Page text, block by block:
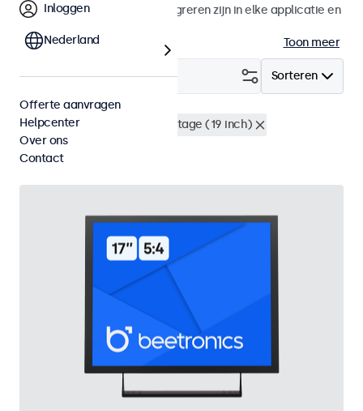
waarmee ze naadloos te integreren zijn in elke applicatie en
Toon meer
Sorteren
Filter (2)
17 inch monitoren
Rackmontage (19 inch)
Wis alle filters
Inloggen
Nederland
Offerte aanvragen
Helpcenter
Over ons
Contact